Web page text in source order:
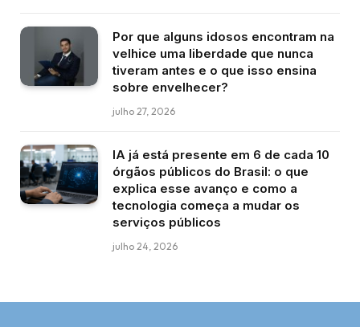
Por que alguns idosos encontram na
velhice uma liberdade que nunca
tiveram antes e o que isso ensina
sobre envelhecer?
julho 27, 2026
IA já está presente em 6 de cada 10
órgãos públicos do Brasil: o que
explica esse avanço e como a
tecnologia começa a mudar os
serviços públicos
julho 24, 2026